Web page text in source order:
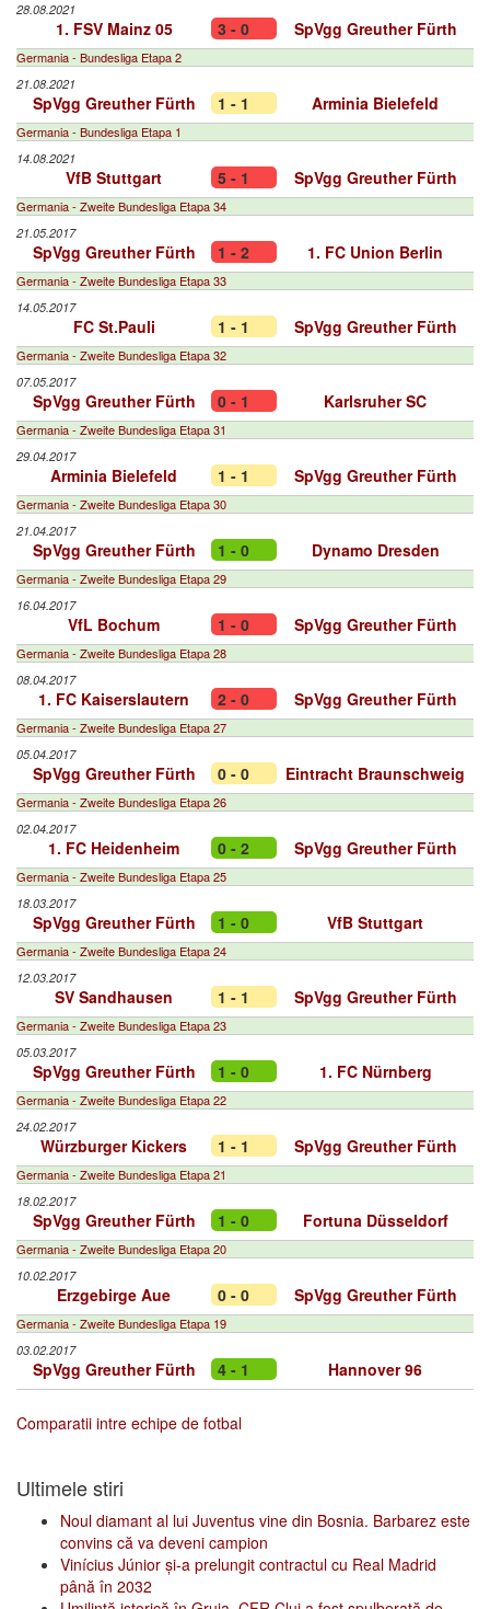
28.08.2021
1. FSV Mainz 05 3 - 0 SpVgg Greuther Fürth
Germania - Bundesliga Etapa 2
21.08.2021
SpVgg Greuther Fürth 1 - 1 Arminia Bielefeld
Germania - Bundesliga Etapa 1
14.08.2021
VfB Stuttgart 5 - 1 SpVgg Greuther Fürth
Germania - Zweite Bundesliga Etapa 34
21.05.2017
SpVgg Greuther Fürth 1 - 2 1. FC Union Berlin
Germania - Zweite Bundesliga Etapa 33
14.05.2017
FC St.Pauli 1 - 1 SpVgg Greuther Fürth
Germania - Zweite Bundesliga Etapa 32
07.05.2017
SpVgg Greuther Fürth 0 - 1 Karlsruher SC
Germania - Zweite Bundesliga Etapa 31
29.04.2017
Arminia Bielefeld 1 - 1 SpVgg Greuther Fürth
Germania - Zweite Bundesliga Etapa 30
21.04.2017
SpVgg Greuther Fürth 1 - 0 Dynamo Dresden
Germania - Zweite Bundesliga Etapa 29
16.04.2017
VfL Bochum 1 - 0 SpVgg Greuther Fürth
Germania - Zweite Bundesliga Etapa 28
08.04.2017
1. FC Kaiserslautern 2 - 0 SpVgg Greuther Fürth
Germania - Zweite Bundesliga Etapa 27
05.04.2017
SpVgg Greuther Fürth 0 - 0 Eintracht Braunschweig
Germania - Zweite Bundesliga Etapa 26
02.04.2017
1. FC Heidenheim 0 - 2 SpVgg Greuther Fürth
Germania - Zweite Bundesliga Etapa 25
18.03.2017
SpVgg Greuther Fürth 1 - 0 VfB Stuttgart
Germania - Zweite Bundesliga Etapa 24
12.03.2017
SV Sandhausen 1 - 1 SpVgg Greuther Fürth
Germania - Zweite Bundesliga Etapa 23
05.03.2017
SpVgg Greuther Fürth 1 - 0 1. FC Nürnberg
Germania - Zweite Bundesliga Etapa 22
24.02.2017
Würzburger Kickers 1 - 1 SpVgg Greuther Fürth
Germania - Zweite Bundesliga Etapa 21
18.02.2017
SpVgg Greuther Fürth 1 - 0 Fortuna Düsseldorf
Germania - Zweite Bundesliga Etapa 20
10.02.2017
Erzgebirge Aue 0 - 0 SpVgg Greuther Fürth
Germania - Zweite Bundesliga Etapa 19
03.02.2017
SpVgg Greuther Fürth 4 - 1 Hannover 96
Comparatii intre echipe de fotbal
Ultimele stiri
Noul diamant al lui Juventus vine din Bosnia. Barbarez este
convins că va deveni campion
Vinícius Júnior și-a prelungit contractul cu Real Madrid
până în 2032